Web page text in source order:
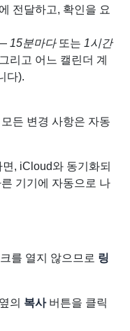
전달하고, 확인을 요
15분마다또는 1시간
리고 어느 캘린더 계
다).
든 변경 사항은 자동
, iCloud와 동기화되
기기에 자동으로 나
를 열지 않으므로 링
의 복사버튼을 클릭